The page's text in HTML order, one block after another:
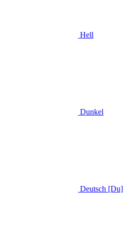
Hell
Dunkel
Deutsch [Du]